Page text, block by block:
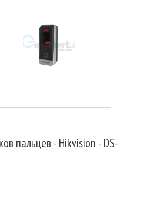
пальцев - Hikvision - DS-